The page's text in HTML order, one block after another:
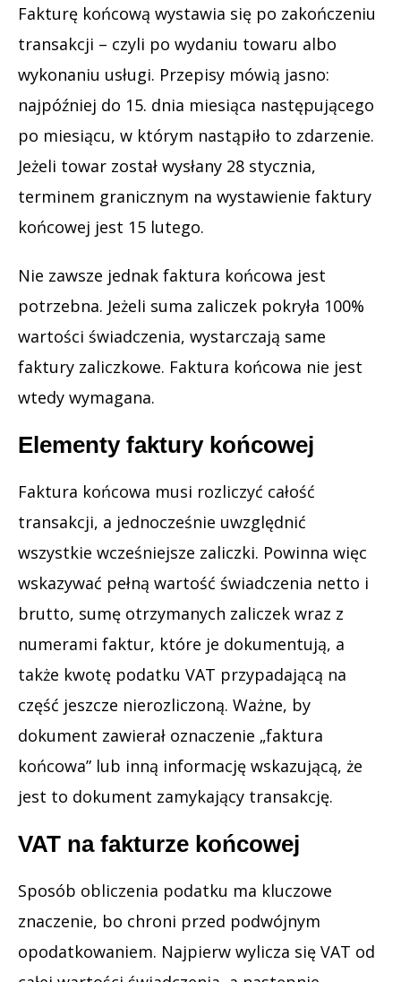
Fakturę końcową wystawia się po zakończeniu
transakcji – czyli po wydaniu towaru albo
wykonaniu usługi. Przepisy mówią jasno:
najpóźniej do 15. dnia miesiąca następującego
po miesiącu, w którym nastąpiło to zdarzenie.
Jeżeli towar został wysłany 28 stycznia,
terminem granicznym na wystawienie faktury
końcowej jest 15 lutego.
Nie zawsze jednak faktura końcowa jest
potrzebna. Jeżeli suma zaliczek pokryła 100%
wartości świadczenia, wystarczają same
faktury zaliczkowe. Faktura końcowa nie jest
wtedy wymagana.
Elementy faktury końcowej
Faktura końcowa musi rozliczyć całość
transakcji, a jednocześnie uwzględnić
wszystkie wcześniejsze zaliczki. Powinna więc
wskazywać pełną wartość świadczenia netto i
brutto, sumę otrzymanych zaliczek wraz z
numerami faktur, które je dokumentują, a
także kwotę podatku VAT przypadającą na
część jeszcze nierozliczoną. Ważne, by
dokument zawierał oznaczenie „faktura
końcowa” lub inną informację wskazującą, że
jest to dokument zamykający transakcję.
VAT na fakturze końcowej
Sposób obliczenia podatku ma kluczowe
znaczenie, bo chroni przed podwójnym
opodatkowaniem. Najpierw wylicza się VAT od